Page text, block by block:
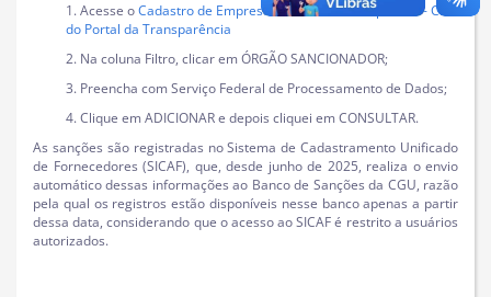
1. Acesse oCadastro de Empresas Inidôneas e Suspensas - CEIS
do Portal da Transparência
2. Na coluna Filtro, clicar em ÓRGÃO SANCIONADOR;
3. Preencha com Serviço Federal de Processamento de Dados;
4. Clique em ADICIONAR e depois cliquei em CONSULTAR.
As sanções são registradas no Sistema de Cadastramento Unificado
de Fornecedores (SICAF), que, desde junho de 2025, realiza o envio
automático dessas informações ao Banco de Sanções da CGU, razão
pela qual os registros estão disponíveis nesse banco apenas a partir
dessa data, considerando que o acesso ao SICAF é restrito a usuários
autorizados.